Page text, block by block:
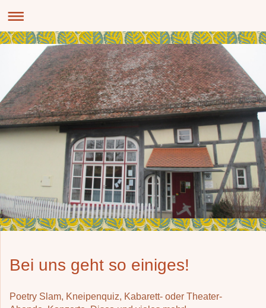
Bei uns geht so einiges!
Poetry Slam, Kneipenquiz, Kabarett- oder Theater-